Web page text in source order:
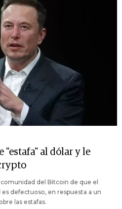
"estafa" al dólar y le
del Bitcoin de que el
defectuoso, en respuesta a un
las estafas.